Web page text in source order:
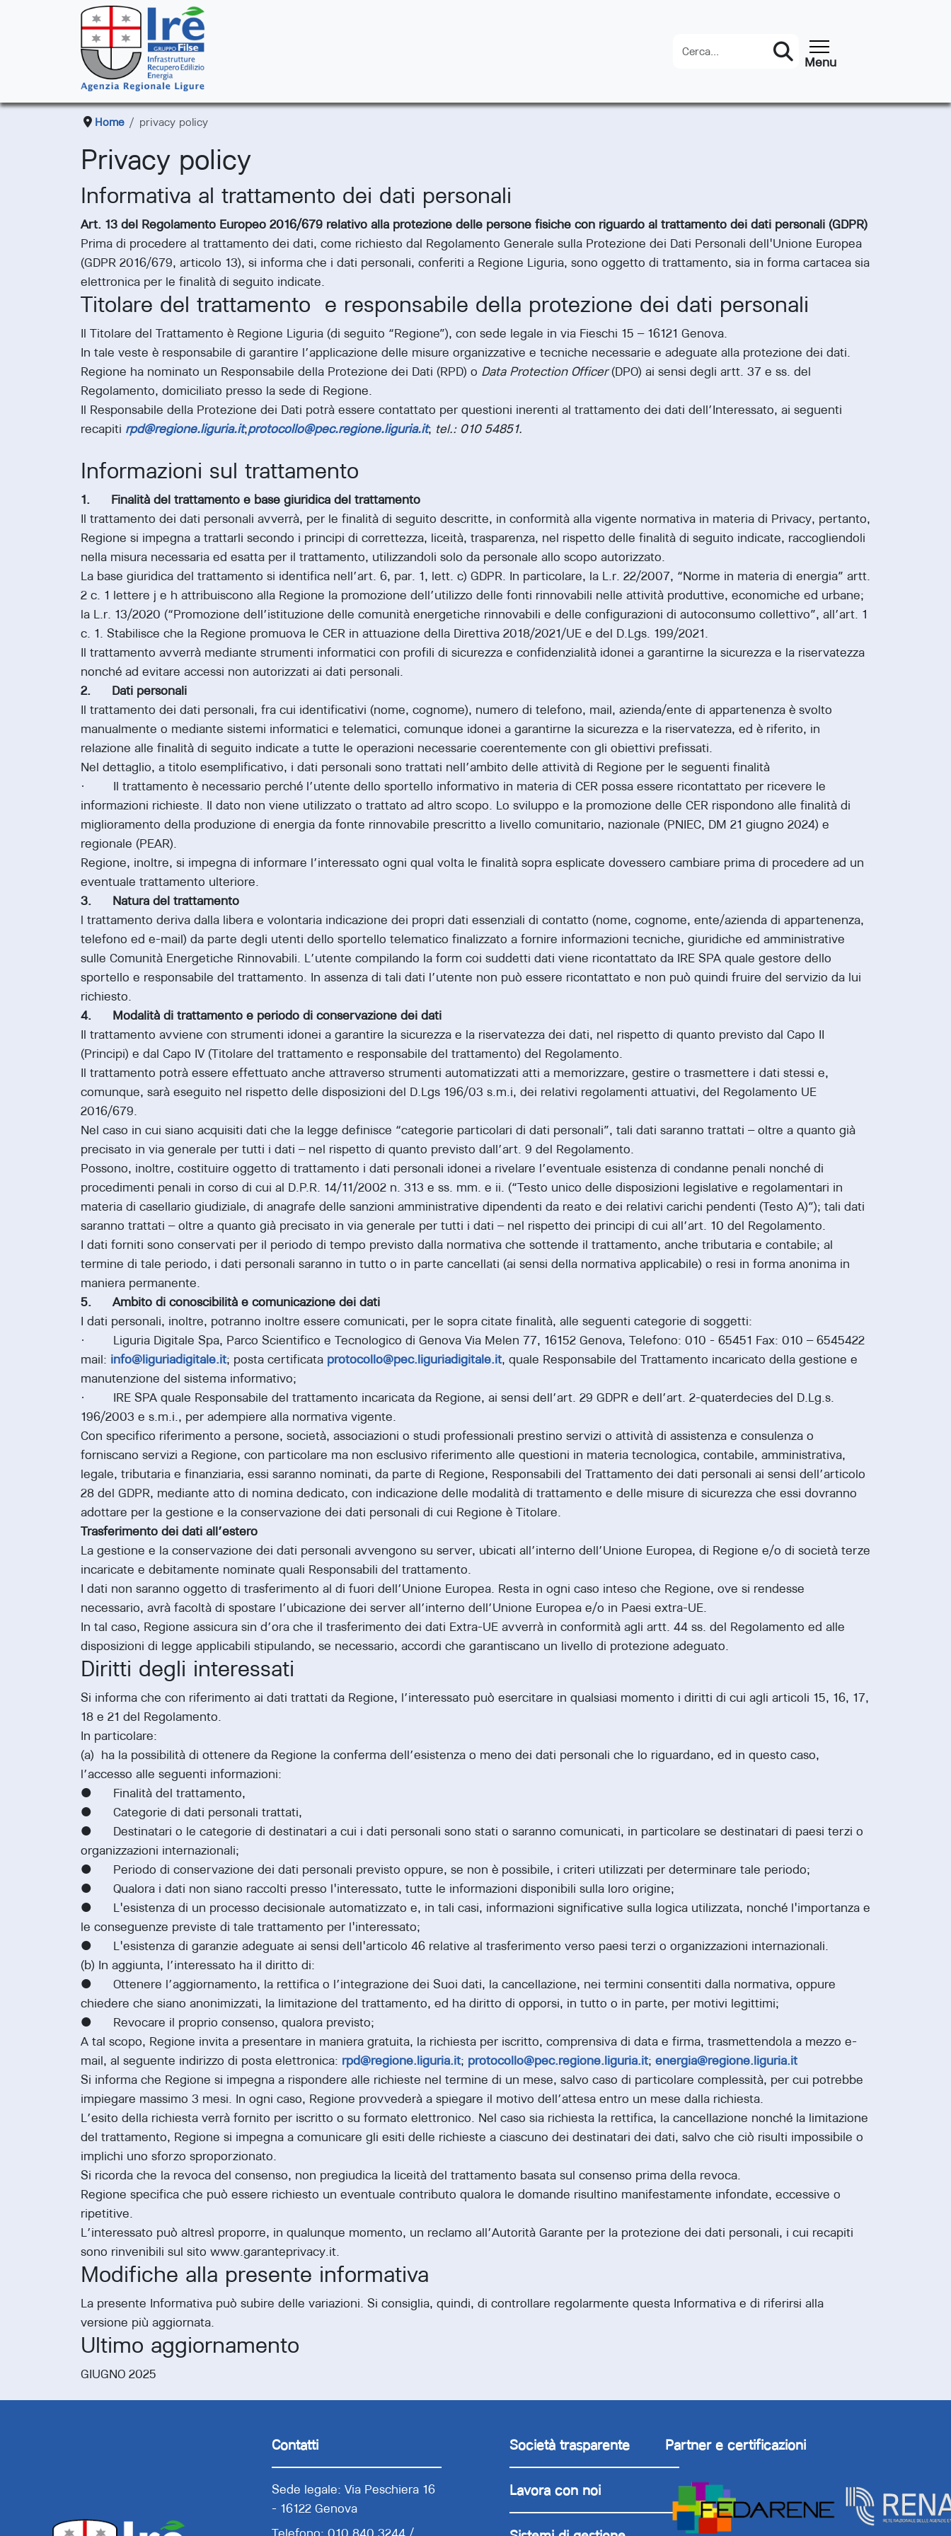
menu hamburger
Menu
Home privacy policy
Privacy policy
Informativa al trattamento dei dati personali
Art. 13 del Regolamento Europeo 2016/679 relativo alla protezione delle persone fisiche con riguardo al trattamento dei dati personali (GDPR)
Prima di procedere al trattamento dei dati, come richiesto dal Regolamento Generale sulla Protezione dei Dati Personali dell'Unione Europea
(GDPR 2016/679, articolo 13), si informa che i dati personali, conferiti a Regione Liguria, sono oggetto di trattamento, sia in forma cartacea sia
elettronica per le finalità di seguito indicate.
Titolare del trattamento e responsabile della protezione dei dati personali
Il Titolare del Trattamento è Regione Liguria (di seguito “Regione”), con sede legale in via Fieschi 15 – 16121 Genova.
In tale veste è responsabile di garantire l’applicazione delle misure organizzative e tecniche necessarie e adeguate alla protezione dei dati.
Regione ha nominato un Responsabile della Protezione dei Dati (RPD) o Data Protection Officer(DPO) ai sensi degli artt. 37 e ss. del
Regolamento, domiciliato presso la sede di Regione.
Il Responsabile della Protezione dei Dati potrà essere contattato per questioni inerenti al trattamento dei dati dell’Interessato, ai seguenti
recapiti rpd@regione.liguria.it;protocollo@pec.regione.liguria.it; tel.: 010 54851.
Informazioni sul trattamento
1. Finalità del trattamento e base giuridica del trattamento
Il trattamento dei dati personali avverrà, per le finalità di seguito descritte, in conformità alla vigente normativa in materia di Privacy, pertanto,
Regione si impegna a trattarli secondo i principi di correttezza, liceità, trasparenza, nel rispetto delle finalità di seguito indicate, raccogliendoli
nella misura necessaria ed esatta per il trattamento, utilizzandoli solo da personale allo scopo autorizzato.
La base giuridica del trattamento si identifica nell’art. 6, par. 1, lett. c) GDPR. In particolare, la L.r. 22/2007, “Norme in materia di energia” artt.
2 c. 1 lettere j e h attribuiscono alla Regione la promozione dell’utilizzo delle fonti rinnovabili nelle attività produttive, economiche ed urbane;
la L.r. 13/2020 (“Promozione dell’istituzione delle comunità energetiche rinnovabili e delle configurazioni di autoconsumo collettivo”, all’art. 1
c. 1. Stabilisce che la Regione promuova le CER in attuazione della Direttiva 2018/2021/UE e del D.Lgs. 199/2021.
Il trattamento avverrà mediante strumenti informatici con profili di sicurezza e confidenzialità idonei a garantirne la sicurezza e la riservatezza
nonché ad evitare accessi non autorizzati ai dati personali.
2. Dati personali
Il trattamento dei dati personali, fra cui identificativi (nome, cognome), numero di telefono, mail, azienda/ente di appartenenza è svolto
manualmente o mediante sistemi informatici e telematici, comunque idonei a garantirne la sicurezza e la riservatezza, ed è riferito, in
relazione alle finalità di seguito indicate a tutte le operazioni necessarie coerentemente con gli obiettivi prefissati.
Nel dettaglio, a titolo esemplificativo, i dati personali sono trattati nell’ambito delle attività di Regione per le seguenti finalità
· Il trattamento è necessario perché l’utente dello sportello informativo in materia di CER possa essere ricontattato per ricevere le
informazioni richieste. Il dato non viene utilizzato o trattato ad altro scopo. Lo sviluppo e la promozione delle CER rispondono alle finalità di
miglioramento della produzione di energia da fonte rinnovabile prescritto a livello comunitario, nazionale (PNIEC, DM 21 giugno 2024) e
regionale (PEAR).
Regione, inoltre, si impegna di informare l’interessato ogni qual volta le finalità sopra esplicate dovessero cambiare prima di procedere ad un
eventuale trattamento ulteriore.
3. Natura del trattamento
l trattamento deriva dalla libera e volontaria indicazione dei propri dati essenziali di contatto (nome, cognome, ente/azienda di appartenenza,
telefono ed e-mail) da parte degli utenti dello sportello telematico finalizzato a fornire informazioni tecniche, giuridiche ed amministrative
sulle Comunità Energetiche Rinnovabili. L’utente compilando la form coi suddetti dati viene ricontattato da IRE SPA quale gestore dello
sportello e responsabile del trattamento. In assenza di tali dati l’utente non può essere ricontattato e non può quindi fruire del servizio da lui
richiesto.
4. Modalità di trattamento e periodo di conservazione dei dati
Il trattamento avviene con strumenti idonei a garantire la sicurezza e la riservatezza dei dati, nel rispetto di quanto previsto dal Capo II
(Principi) e dal Capo IV (Titolare del trattamento e responsabile del trattamento) del Regolamento.
Il trattamento potrà essere effettuato anche attraverso strumenti automatizzati atti a memorizzare, gestire o trasmettere i dati stessi e,
comunque, sarà eseguito nel rispetto delle disposizioni del D.Lgs 196/03 s.m.i, dei relativi regolamenti attuativi, del Regolamento UE
2016/679.
Nel caso in cui siano acquisiti dati che la legge definisce “categorie particolari di dati personali”, tali dati saranno trattati – oltre a quanto già
precisato in via generale per tutti i dati – nel rispetto di quanto previsto dall’art. 9 del Regolamento.
Possono, inoltre, costituire oggetto di trattamento i dati personali idonei a rivelare l’eventuale esistenza di condanne penali nonché di
procedimenti penali in corso di cui al D.P.R. 14/11/2002 n. 313 e ss. mm. e ii. (“Testo unico delle disposizioni legislative e regolamentari in
materia di casellario giudiziale, di anagrafe delle sanzioni amministrative dipendenti da reato e dei relativi carichi pendenti (Testo A)”); tali dati
saranno trattati – oltre a quanto già precisato in via generale per tutti i dati – nel rispetto dei principi di cui all’art. 10 del Regolamento.
I dati forniti sono conservati per il periodo di tempo previsto dalla normativa che sottende il trattamento, anche tributaria e contabile; al
termine di tale periodo, i dati personali saranno in tutto o in parte cancellati (ai sensi della normativa applicabile) o resi in forma anonima in
maniera permanente.
5. Ambito di conoscibilità e comunicazione dei dati
I dati personali, inoltre, potranno inoltre essere comunicati, per le sopra citate finalità, alle seguenti categorie di soggetti:
· Liguria Digitale Spa, Parco Scientifico e Tecnologico di Genova Via Melen 77, 16152 Genova, Telefono: 010 - 65451 Fax: 010 – 6545422
mail: info@liguriadigitale.it; posta certificata protocollo@pec.liguriadigitale.it, quale Responsabile del Trattamento incaricato della gestione e
manutenzione del sistema informativo;
· IRE SPA quale Responsabile del trattamento incaricata da Regione, ai sensi dell’art. 29 GDPR e dell’art. 2-quaterdecies del D.Lg.s.
196/2003 e s.m.i., per adempiere alla normativa vigente.
Con specifico riferimento a persone, società, associazioni o studi professionali prestino servizi o attività di assistenza e consulenza o
forniscano servizi a Regione, con particolare ma non esclusivo riferimento alle questioni in materia tecnologica, contabile, amministrativa,
legale, tributaria e finanziaria, essi saranno nominati, da parte di Regione, Responsabili del Trattamento dei dati personali ai sensi dell’articolo
28 del GDPR, mediante atto di nomina dedicato, con indicazione delle modalità di trattamento e delle misure di sicurezza che essi dovranno
adottare per la gestione e la conservazione dei dati personali di cui Regione è Titolare.
Trasferimento dei dati all’estero
La gestione e la conservazione dei dati personali avvengono su server, ubicati all’interno dell’Unione Europea, di Regione e/o di società terze
incaricate e debitamente nominate quali Responsabili del trattamento.
I dati non saranno oggetto di trasferimento al di fuori dell’Unione Europea. Resta in ogni caso inteso che Regione, ove si rendesse
necessario, avrà facoltà di spostare l’ubicazione dei server all’interno dell’Unione Europea e/o in Paesi extra-UE.
In tal caso, Regione assicura sin d’ora che il trasferimento dei dati Extra-UE avverrà in conformità agli artt. 44 ss. del Regolamento ed alle
disposizioni di legge applicabili stipulando, se necessario, accordi che garantiscano un livello di protezione adeguato.
Diritti degli interessati
Si informa che con riferimento ai dati trattati da Regione, l’interessato può esercitare in qualsiasi momento i diritti di cui agli articoli 15, 16, 17,
18 e 21 del Regolamento.
In particolare:
(a) ha la possibilità di ottenere da Regione la conferma dell’esistenza o meno dei dati personali che lo riguardano, ed in questo caso,
l’accesso alle seguenti informazioni:
• Finalità del trattamento,
• Categorie di dati personali trattati,
• Destinatari o le categorie di destinatari a cui i dati personali sono stati o saranno comunicati, in particolare se destinatari di paesi terzi o
organizzazioni internazionali;
• Periodo di conservazione dei dati personali previsto oppure, se non è possibile, i criteri utilizzati per determinare tale periodo;
• Qualora i dati non siano raccolti presso l'interessato, tutte le informazioni disponibili sulla loro origine;
• L'esistenza di un processo decisionale automatizzato e, in tali casi, informazioni significative sulla logica utilizzata, nonché l'importanza e
le conseguenze previste di tale trattamento per l'interessato;
• L'esistenza di garanzie adeguate ai sensi dell'articolo 46 relative al trasferimento verso paesi terzi o organizzazioni internazionali.
(b) In aggiunta, l’interessato ha il diritto di:
• Ottenere l’aggiornamento, la rettifica o l’integrazione dei Suoi dati, la cancellazione, nei termini consentiti dalla normativa, oppure
chiedere che siano anonimizzati, la limitazione del trattamento, ed ha diritto di opporsi, in tutto o in parte, per motivi legittimi;
• Revocare il proprio consenso, qualora previsto;
A tal scopo, Regione invita a presentare in maniera gratuita, la richiesta per iscritto, comprensiva di data e firma, trasmettendola a mezzo e-
mail, al seguente indirizzo di posta elettronica: rpd@regione.liguria.it; protocollo@pec.regione.liguria.it; energia@regione.liguria.it
Si informa che Regione si impegna a rispondere alle richieste nel termine di un mese, salvo caso di particolare complessità, per cui potrebbe
impiegare massimo 3 mesi. In ogni caso, Regione provvederà a spiegare il motivo dell’attesa entro un mese dalla richiesta.
L’esito della richiesta verrà fornito per iscritto o su formato elettronico. Nel caso sia richiesta la rettifica, la cancellazione nonché la limitazione
del trattamento, Regione si impegna a comunicare gli esiti delle richieste a ciascuno dei destinatari dei dati, salvo che ciò risulti impossibile o
implichi uno sforzo sproporzionato.
Si ricorda che la revoca del consenso, non pregiudica la liceità del trattamento basata sul consenso prima della revoca.
Regione specifica che può essere richiesto un eventuale contributo qualora le domande risultino manifestamente infondate, eccessive o
ripetitive.
L’interessato può altresì proporre, in qualunque momento, un reclamo all’Autorità Garante per la protezione dei dati personali, i cui recapiti
sono rinvenibili sul sito www.garanteprivacy.it.
Modifiche alla presente informativa
La presente Informativa può subire delle variazioni. Si consiglia, quindi, di controllare regolarmente questa Informativa e di riferirsi alla
versione più aggiornata.
Ultimo aggiornamento
GIUGNO 2025
Contatti
Sede legale: Via Peschiera 16
- 16122 Genova
Telefono: 010.840.3244 /
Società trasparente
Lavora con noi
Partner e certificazioni